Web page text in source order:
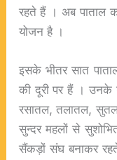
रहते हैं । अब पाताल
योजन है ।
इसके भीतर सात
की दूरी पर हैं । उनके
रसातल, तलातल, सुतल
सुन्दर महलों से
सैंकड़ों संघ बनाकर रहते